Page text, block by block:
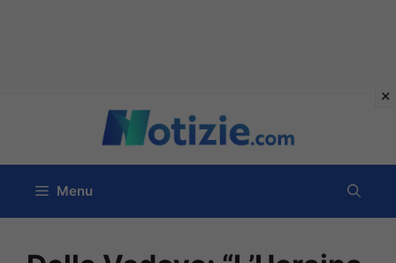
contenuto
Menu